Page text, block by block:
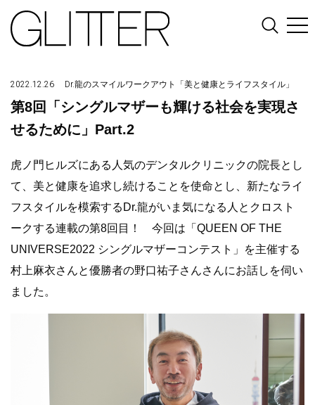
2022.12.26 Dr.龍のスマイルワークアウト「美と健康とライフスタイル」
第8回「シングルマザーも輝ける社会を実現さ
せるために」Part.2
虎ノ門ヒルズにある人気のデンタルクリニックの院長とし
て、美と健康を追求し続けることを使命とし、新たなライ
フスタイルを模索するDr.龍がいま気になる人とクロスト
ークする連載の第8回目！ 今回は「QUEEN OF THE
UNIVERSE2022 シングルマザーコンテスト」を主催する
村上麻衣さんと優勝者の野口祐子さんさんにお話しを伺い
ました。